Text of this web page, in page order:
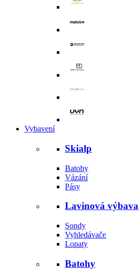
Vybavení
Skialp
Batohy
Vázání
Pásy
Lavinová výbava
Sondy
Vyhledávače
Lopaty
Batohy